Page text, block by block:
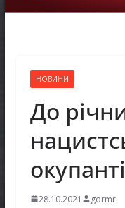
НОВИНИ
До
28.10.2021 gormr